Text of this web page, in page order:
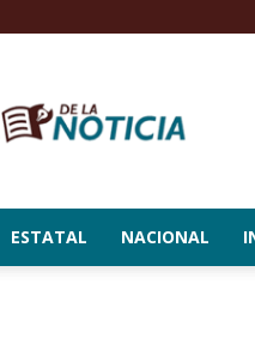
Portal
de
ESTATAL NACIONAL